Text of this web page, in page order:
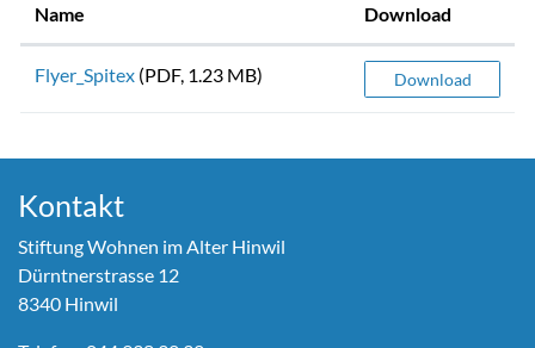
Name Download
Flyer_Spitex (PDF, 1.23 MB) Download
Kontakt
Stiftung Wohnen im Alter Hinwil
Dürntnerstrasse 12
8340 Hinwil